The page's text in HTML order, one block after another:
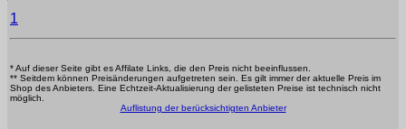
1
* Auf dieser Seite gibt es Affilate Links, die den Preis nicht beeinflussen.
** Seitdem können Preisänderungen aufgetreten sein. Es gilt immer der aktuelle Preis im
Shop des Anbieters. Eine Echtzeit-Aktualisierung der gelisteten Preise ist technisch nicht
möglich.
Auflistung der berücksichtigten Anbieter